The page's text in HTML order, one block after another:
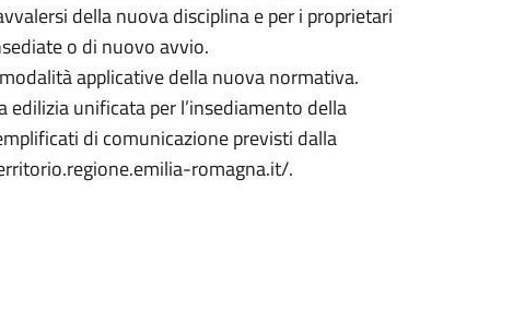
della nuova disciplina e per i proprietari
o di nuovo avvio.
applicative della nuova normativa.
unificata per l’insediamento della
di comunicazione previsti dalla
romagna.it/.